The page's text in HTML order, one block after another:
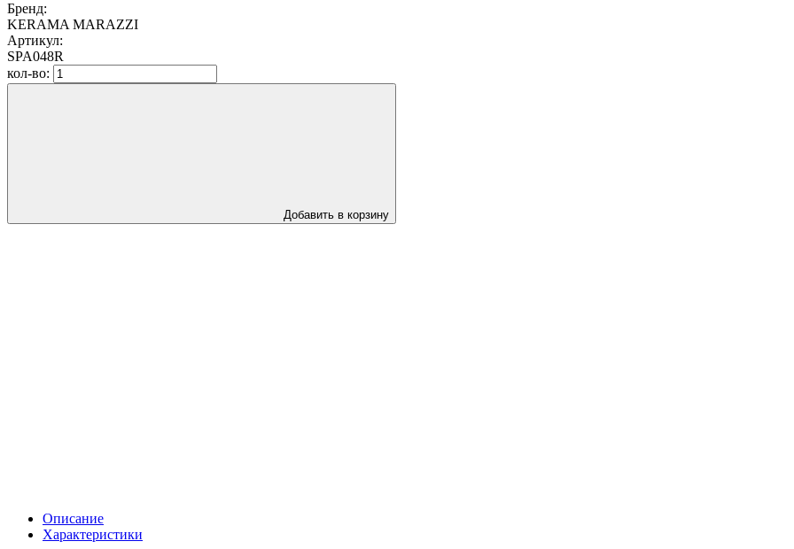
Бренд:
KERAMA MARAZZI
Артикул:
SPA048R
кол-во:
Добавить в корзину
Описание
Характеристики